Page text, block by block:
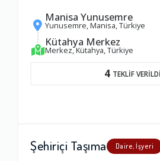
Manisa Yunusemre
Yunusemre, Manisa, Türkiye
Kütahya Merkez
Merkez, Kütahya, Türkiye
4 TEKLİF VERİLDİ
Şehiriçi Taşıma Daire, İşyeri